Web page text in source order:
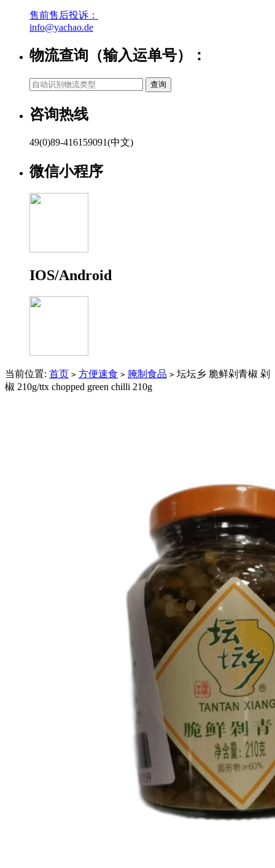
售前售后投诉：
info@yachao.de
物流查询（输入运单号）：
咨询热线
49(0)89-416159091(中文)
微信小程序
IOS/Android
当前位置: 首页 > 方便速食 > 腌制食品 > 坛坛乡 脆鲜剁青椒 剁
椒 210g/ttx chopped green chilli 210g